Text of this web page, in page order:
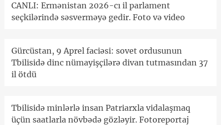
CANLI: Ermənistan 2026-cı il parlament
seçkilərində səsverməyə gedir. Foto və video
Gürcüstan, 9 Aprel faciəsi: sovet ordusunun
Tbilisidə dinc nümayişçilərə divan tutmasından 37
il ötdü
Tbilisidə minlərlə insan Patriarxla vidalaşmaq
üçün saatlarla növbədə gözləyir. Fotoreportaj